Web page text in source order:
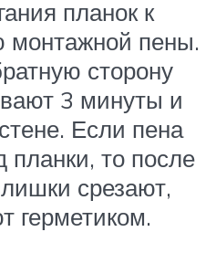
планок к
монтажной пены.
сторону
3 минуты и
Если пена
планки, то после
срезают,
герметиком.